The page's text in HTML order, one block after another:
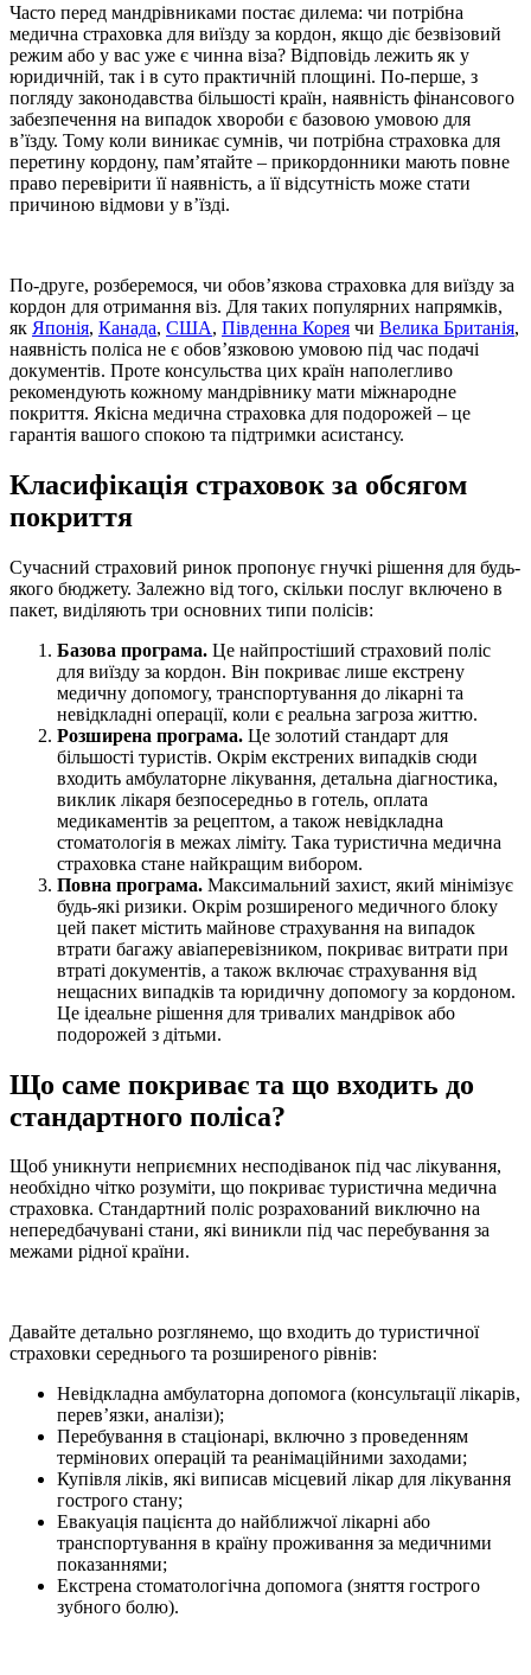
Часто перед мандрівниками постає дилема: чи потрібна
медична страховка для виїзду за кордон, якщо діє безвізовий
режим або у вас уже є чинна віза? Відповідь лежить як у
юридичній, так і в суто практичній площині. По-перше, з
погляду законодавства більшості країн, наявність фінансового
забезпечення на випадок хвороби є базовою умовою для
в’їзду. Тому коли виникає сумнів, чи потрібна страховка для
перетину кордону, пам’ятайте – прикордонники мають повне
право перевірити її наявність, а її відсутність може стати
причиною відмови у в’їзді.
По-друге, розберемося, чи обов’язкова страховка для виїзду за
кордон для отримання віз. Для таких популярних напрямків,
як Японія, Канада, США, Південна Корея чи Велика Британія,
наявність поліса не є обов’язковою умовою під час подачі
документів. Проте консульства цих країн наполегливо
рекомендують кожному мандрівнику мати міжнародне
покриття. Якісна медична страховка для подорожей – це
гарантія вашого спокою та підтримки асистансу.
Класифікація страховок за обсягом
покриття
Сучасний страховий ринок пропонує гнучкі рішення для будь-
якого бюджету. Залежно від того, скільки послуг включено в
пакет, виділяють три основних типи полісів:
Базова програма. Це найпростіший страховий поліс
для виїзду за кордон. Він покриває лише екстрену
медичну допомогу, транспортування до лікарні та
невідкладні операції, коли є реальна загроза життю.
Розширена програма. Це золотий стандарт для
більшості туристів. Окрім екстрених випадків сюди
входить амбулаторне лікування, детальна діагностика,
виклик лікаря безпосередньо в готель, оплата
медикаментів за рецептом, а також невідкладна
стоматологія в межах ліміту. Така туристична медична
страховка стане найкращим вибором.
Повна програма. Максимальний захист, який мінімізує
будь-які ризики. Окрім розширеного медичного блоку
цей пакет містить майнове страхування на випадок
втрати багажу авіаперевізником, покриває витрати при
втраті документів, а також включає страхування від
нещасних випадків та юридичну допомогу за кордоном.
Це ідеальне рішення для тривалих мандрівок або
подорожей з дітьми.
Що саме покриває та що входить до
стандартного поліса?
Щоб уникнути неприємних несподіванок під час лікування,
необхідно чітко розуміти, що покриває туристична медична
страховка. Стандартний поліс розрахований виключно на
непередбачувані стани, які виникли під час перебування за
межами рідної країни.
Давайте детально розглянемо, що входить до туристичної
страховки середнього та розширеного рівнів:
Невідкладна амбулаторна допомога (консультації лікарів,
перев’язки, аналізи);
Перебування в стаціонарі, включно з проведенням
термінових операцій та реанімаційними заходами;
Купівля ліків, які виписав місцевий лікар для лікування
гострого стану;
Евакуація пацієнта до найближчої лікарні або
транспортування в країну проживання за медичними
показаннями;
Екстрена стоматологічна допомога (зняття гострого
зубного болю).